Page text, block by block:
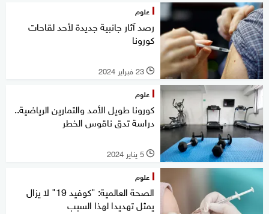
علوم
رصد آثار جانبية جديدة لأحد لقاحات
كورونا
l 23 فبراير 2024
علوم
كورونا طويل الأمد والتمارين الرياضية..
دراسة تدق ناقوس الخطر
l 5 يناير 2024
علوم
الصحة العالمية: "كوفيد 19" لا يزال
يمثل تهديدا لهذا السبب